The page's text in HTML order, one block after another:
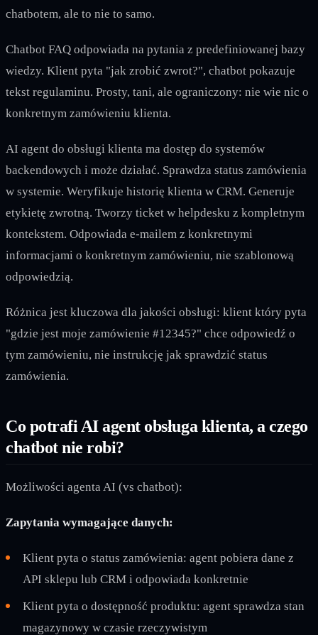
chatbotem, ale to nie to samo.
Chatbot FAQ odpowiada na pytania z predefiniowanej bazy
wiedzy. Klient pyta "jak zrobić zwrot?", chatbot pokazuje
tekst regulaminu. Prosty, tani, ale ograniczony: nie wie nic o
konkretnym zamówieniu klienta.
AI agent do obsługi klienta ma dostęp do systemów
backendowych i może działać. Sprawdza status zamówienia
w systemie. Weryfikuje historię klienta w CRM. Generuje
etykietę zwrotną. Tworzy ticket w helpdesku z kompletnym
kontekstem. Odpowiada e-mailem z konkretnymi
informacjami o konkretnym zamówieniu, nie szablonową
odpowiedzią.
Różnica jest kluczowa dla jakości obsługi: klient który pyta
"gdzie jest moje zamówienie #12345?" chce odpowiedź o
tym zamówieniu, nie instrukcję jak sprawdzić status
zamówienia.
Co potrafi AI agent obsługa klienta, a czego
chatbot nie robi?
Możliwości agenta AI (vs chatbot):
Zapytania wymagające danych:
Klient pyta o status zamówienia: agent pobiera dane z
API sklepu lub CRM i odpowiada konkretnie
Klient pyta o dostępność produktu: agent sprawdza stan
magazynowy w czasie rzeczywistym